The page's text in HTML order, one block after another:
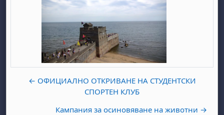
← ОФИЦИАЛНО ОТКРИВАНЕ НА СТУДЕНТСКИ
СПОРТЕН КЛУБ
Кампания за осиновяване на животни →